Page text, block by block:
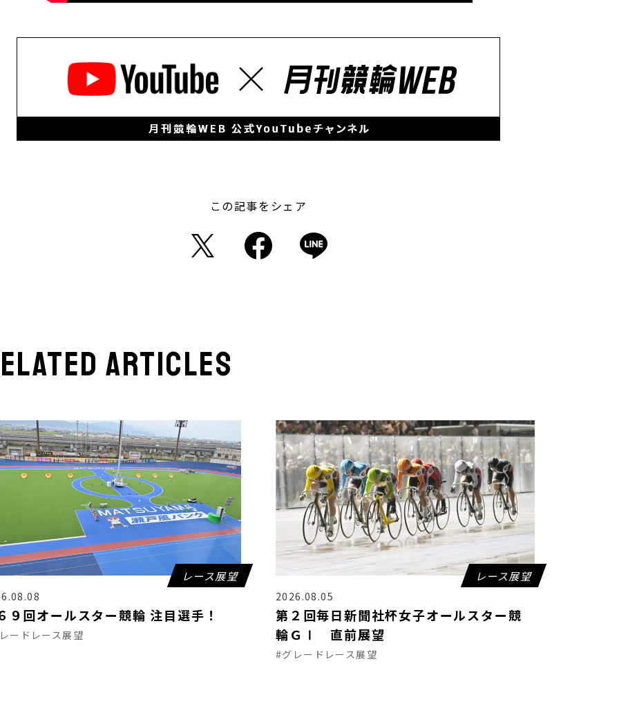
この記事をシェア
articles
レース展望
９回オールスター競輪 注目選手！
ードレース展望
レース展望
2026.08.05
第２回毎日新聞社杯女子オールスター競
輪ＧⅠ 直前展望
#グレードレース展望